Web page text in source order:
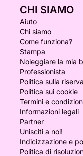
CHI SIAMO
Aiuto
Chi siamo
Come funziona?
Stampa
Noleggiare la mia
Professionista
Politica sulla
Politica sui cookie
Termini e
Informazioni legali
Partner
Unisciti a noi!
Indicizzazione e
Politica di